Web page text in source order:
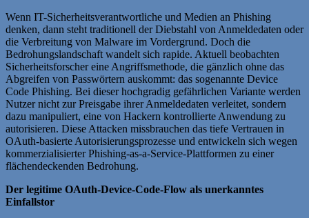
Wenn IT-Sicherheitsverantwortliche und Medien an Phishing
denken, dann steht traditionell der Diebstahl von Anmeldedaten oder
die Verbreitung von Malware im Vordergrund. Doch die
Bedrohungslandschaft wandelt sich rapide. Aktuell beobachten
Sicherheitsforscher eine Angriffsmethode, die gänzlich ohne das
Abgreifen von Passwörtern auskommt: das sogenannte Device
Code Phishing. Bei dieser hochgradig gefährlichen Variante werden
Nutzer nicht zur Preisgabe ihrer Anmeldedaten verleitet, sondern
dazu manipuliert, eine von Hackern kontrollierte Anwendung zu
autorisieren. Diese Attacken missbrauchen das tiefe Vertrauen in
OAuth-basierte Autorisierungsprozesse und entwickeln sich wegen
kommerzialisierter Phishing-as-a-Service-Plattformen zu einer
flächendeckenden Bedrohung.
Der legitime OAuth-Device-Code-Flow als unerkanntes
Einfallstor